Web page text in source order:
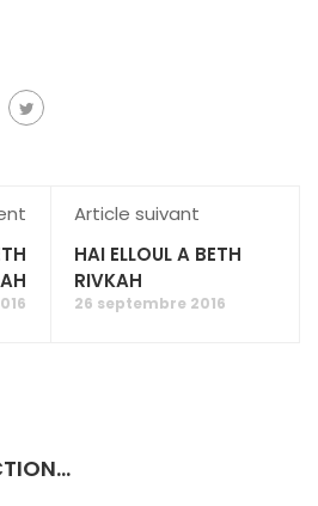
Article suivant
HAI ELLOUL A BETH
RIVKAH
26 septembre 2016